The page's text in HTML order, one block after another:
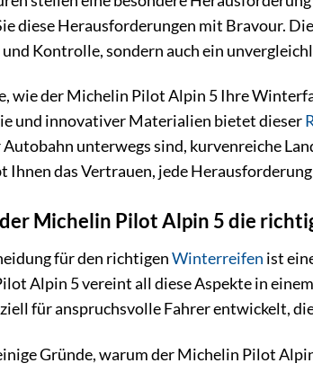
diese Herausforderungen mit Bravour.
Kontrolle, sondern auch ein
wie der Michelin Pilot Alpin 5 Ihre
und innovativer Materialien bietet dieser
Autobahn unterwegs sind, kurvenreiche
Ihnen das Vertrauen, jede
Michelin Pilot Alpin 5 die
für den richtigenWinterreifen ist
Alpin 5 vereint all diese Aspekte in
für anspruchsvolle Fahrer entwickelt,
Gründe, warum der Michelin Pilot